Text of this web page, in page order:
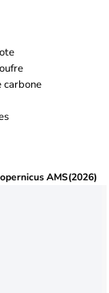
carbone
AMS(2026)